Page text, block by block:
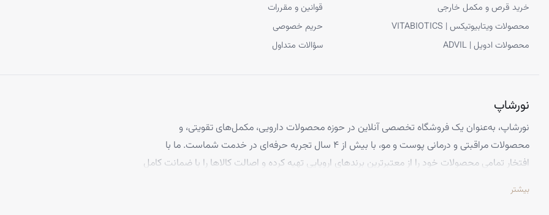
خرید قرص و مکمل خارجی
محصولات ویتابیوتیکس | VITABIOTICS
محصولات ادویل | ADVIL
قوانین و مقررات
حریم خصوصی
سؤالات متداول
نورشاپ
نورشاپ، به‌عنوان یک فروشگاه تخصصی آنلاین در حوزه محصولات دارویی، مکمل‌های تقویتی، و
محصولات مراقبتی و درمانی پوست و مو، با بیش از ۴ سال تجربه حرفه‌ای در خدمت شماست. ما با
افتخار تمامی محصولات خود را از معتبرترین برندهای اروپایی تهیه کرده و اصالت کالاها را با ضمانت کامل
تخصص ما ارائه محصولاتی است که از کیفیت و استانداردهای برتر جهانی برخوردارند، تا بتوانید با
بیشتر